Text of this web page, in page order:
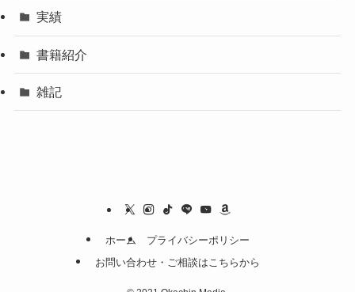
実績
書籍紹介
雑記
ホーム
プライバシーポリシー
お問い合わせ・ご相談はこちらから